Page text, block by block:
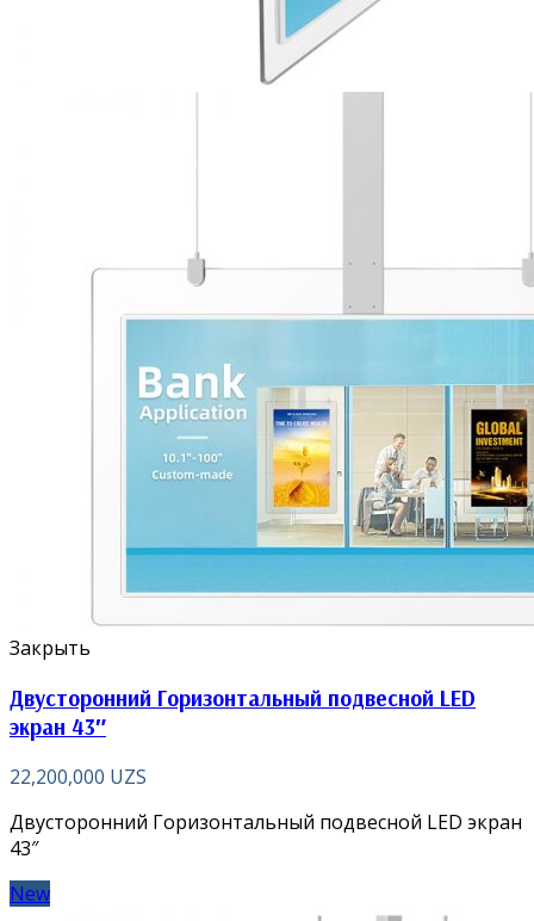
Закрыть
Двусторонний Горизонтальный подвесной LED
экран 43″
22,200,000 UZS
Двусторонний Горизонтальный подвесной LED экран
43″
New